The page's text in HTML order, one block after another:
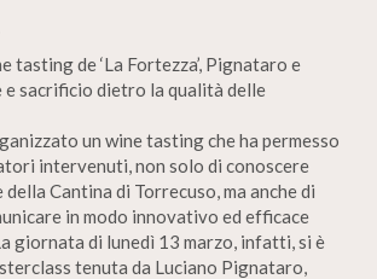
tasting de ‘La Fortezza’, Pignataro e
e sacrificio dietro la qualità delle
un wine tasting che ha permesso
intervenuti, non solo di conoscere
Cantina di Torrecuso, ma anche di
in modo innovativo ed efficace
giornata di lunedì 13 marzo, infatti, si è
tenuta da Luciano Pignataro,